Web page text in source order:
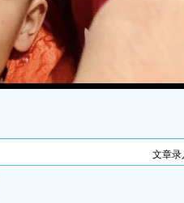
文章